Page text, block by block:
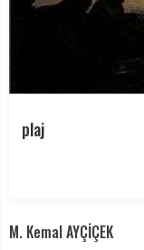
plaj
M. Kemal AYÇİÇEK